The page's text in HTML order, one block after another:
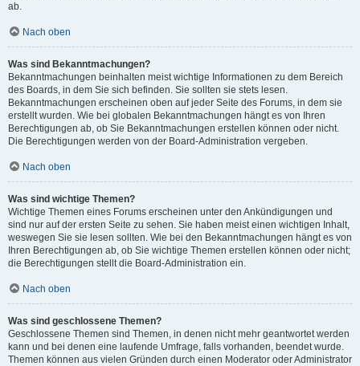
ab.
Nach oben
Was sind Bekanntmachungen?
Bekanntmachungen beinhalten meist wichtige Informationen zu dem Bereich
des Boards, in dem Sie sich befinden. Sie sollten sie stets lesen.
Bekanntmachungen erscheinen oben auf jeder Seite des Forums, in dem sie
erstellt wurden. Wie bei globalen Bekanntmachungen hängt es von Ihren
Berechtigungen ab, ob Sie Bekanntmachungen erstellen können oder nicht.
Die Berechtigungen werden von der Board-Administration vergeben.
Nach oben
Was sind wichtige Themen?
Wichtige Themen eines Forums erscheinen unter den Ankündigungen und
sind nur auf der ersten Seite zu sehen. Sie haben meist einen wichtigen Inhalt,
weswegen Sie sie lesen sollten. Wie bei den Bekanntmachungen hängt es von
Ihren Berechtigungen ab, ob Sie wichtige Themen erstellen können oder nicht;
die Berechtigungen stellt die Board-Administration ein.
Nach oben
Was sind geschlossene Themen?
Geschlossene Themen sind Themen, in denen nicht mehr geantwortet werden
kann und bei denen eine laufende Umfrage, falls vorhanden, beendet wurde.
Themen können aus vielen Gründen durch einen Moderator oder Administrator